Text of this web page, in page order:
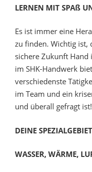
LERNEN MIT SPAß
Es ist immer eine
zu finden. Wichtig ist,
sichere Zukunft Hand
im SHK-Handwerk
verschiedenste
im Team und ein
und überall gefragt ist!
DEINE
WASSER, WÄRME,